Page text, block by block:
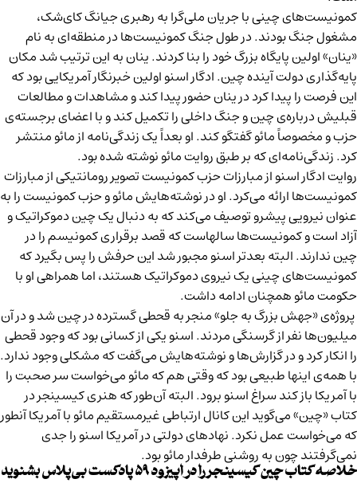
کمونیست‌های چینی با جریان ملی‌گرا به رهبری جیانگ کای‌شک،
مشغول جنگ بودند. در طول جنگ کمونیست‌ها در منطقه‌ای به نام
«ینان» اولین پایگاه بزرگ خود را بنا کردند. ینان به این ترتیب شد مکان
پایه‌گذاری دولت آینده چین. ادگار اسنو اولین خبرنگار آمریکایی بود که
این فرصت را پیدا کرد در ینان حضور پیدا کند و مشاهدات و مطالعات
قبلیش درباره‌ی چین و جنگ داخلی را تکمیل کند و با اعضای برجسته‌ی
حزب و مخصوصاً مائو گفتگو کند. او بعداً یک زندگی‌نامه از مائو منتشر
کرد. زندگی‌نامه‌ای که بر طبق روایت مائو نوشته شده بود.
روایت ادگار اسنو از مبارزات حزب کمونیست تصویر رومانتیکی از مبارزات
کمونیست‌ها ارائه می‌کرد. او در نوشته‌هایش مائو و حزب کمونیست را به
عنوان نیرویی پیشرو توصیف می‌کند که به دنبال یک چین دموکراتیک و
آزاد است و کمونیست‌ها سالهاست که قصد برقراری کمونیسم را در
چین ندارند. البته بعدتر اسنو مجبور شد این حرفش را پس بگیرد که
کمونیست‌های چینی یک نیروی دموکراتیک هستند، اما همراهی او با
حکومت مائو همچنان ادامه داشت.
پروژه‌ی «جهش بزرگ به جلو» منجر به قحطی گسترده در چین شد و در آن
میلیون‌ها نفر از گرسنگی مردند. اسنو یکی از کسانی بود که وجود قحطی
را انکار کرد و در گزارش‌ها و نوشته‌هایش می‌گفت که مشکلی وجود ندارد.
با همه‌ی اینها طبیعی بود که وقتی هم که مائو می‌خواست سر صحبت را
با آمریکا باز کند سراغ اسنو برود. البته آن‌طور که هنری کیسینجر در
کتاب «چین» می‌گوید این کانال ارتباطی غیرمستقیم مائو با آمریکا آنطور
که می‌خواست عمل نکرد. نهادهای دولتی در آمریکا اسنو را جدی
نمی‌گرفتند چون به روشنی طرفدار مائو بود.
خلاصهکتاب چین کیسینجررا در اپیزود ۵۹ پادکست بی‌پلاس بشنوید